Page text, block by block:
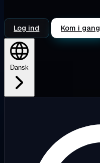
Log ind Kom i gang
Dansk